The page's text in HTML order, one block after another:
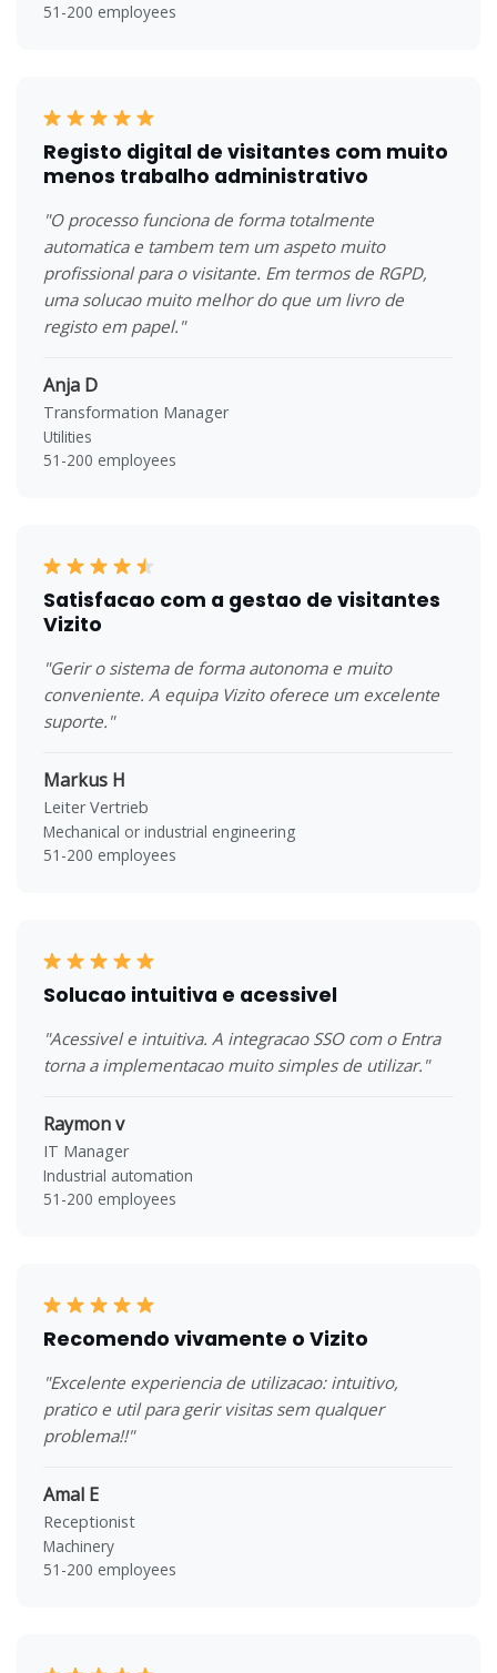
51-200 employees
Registo digital de visitantes com muito
menos trabalho administrativo
"O processo funciona de forma totalmente
automatica e tambem tem um aspeto muito
profissional para o visitante. Em termos de RGPD,
uma solucao muito melhor do que um livro de
registo em papel."
Anja D
Transformation Manager
Utilities
51-200 employees
Satisfacao com a gestao de visitantes
Vizito
"Gerir o sistema de forma autonoma e muito
conveniente. A equipa Vizito oferece um excelente
suporte."
Markus H
Leiter Vertrieb
Mechanical or industrial engineering
51-200 employees
Solucao intuitiva e acessivel
"Acessivel e intuitiva. A integracao SSO com o Entra
torna a implementacao muito simples de utilizar."
Raymon v
IT Manager
Industrial automation
51-200 employees
Recomendo vivamente o Vizito
"Excelente experiencia de utilizacao: intuitivo,
pratico e util para gerir visitas sem qualquer
problema!!"
Amal E
Receptionist
Machinery
51-200 employees